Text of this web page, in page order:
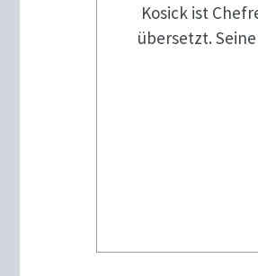
Kosick ist
übersetzt.